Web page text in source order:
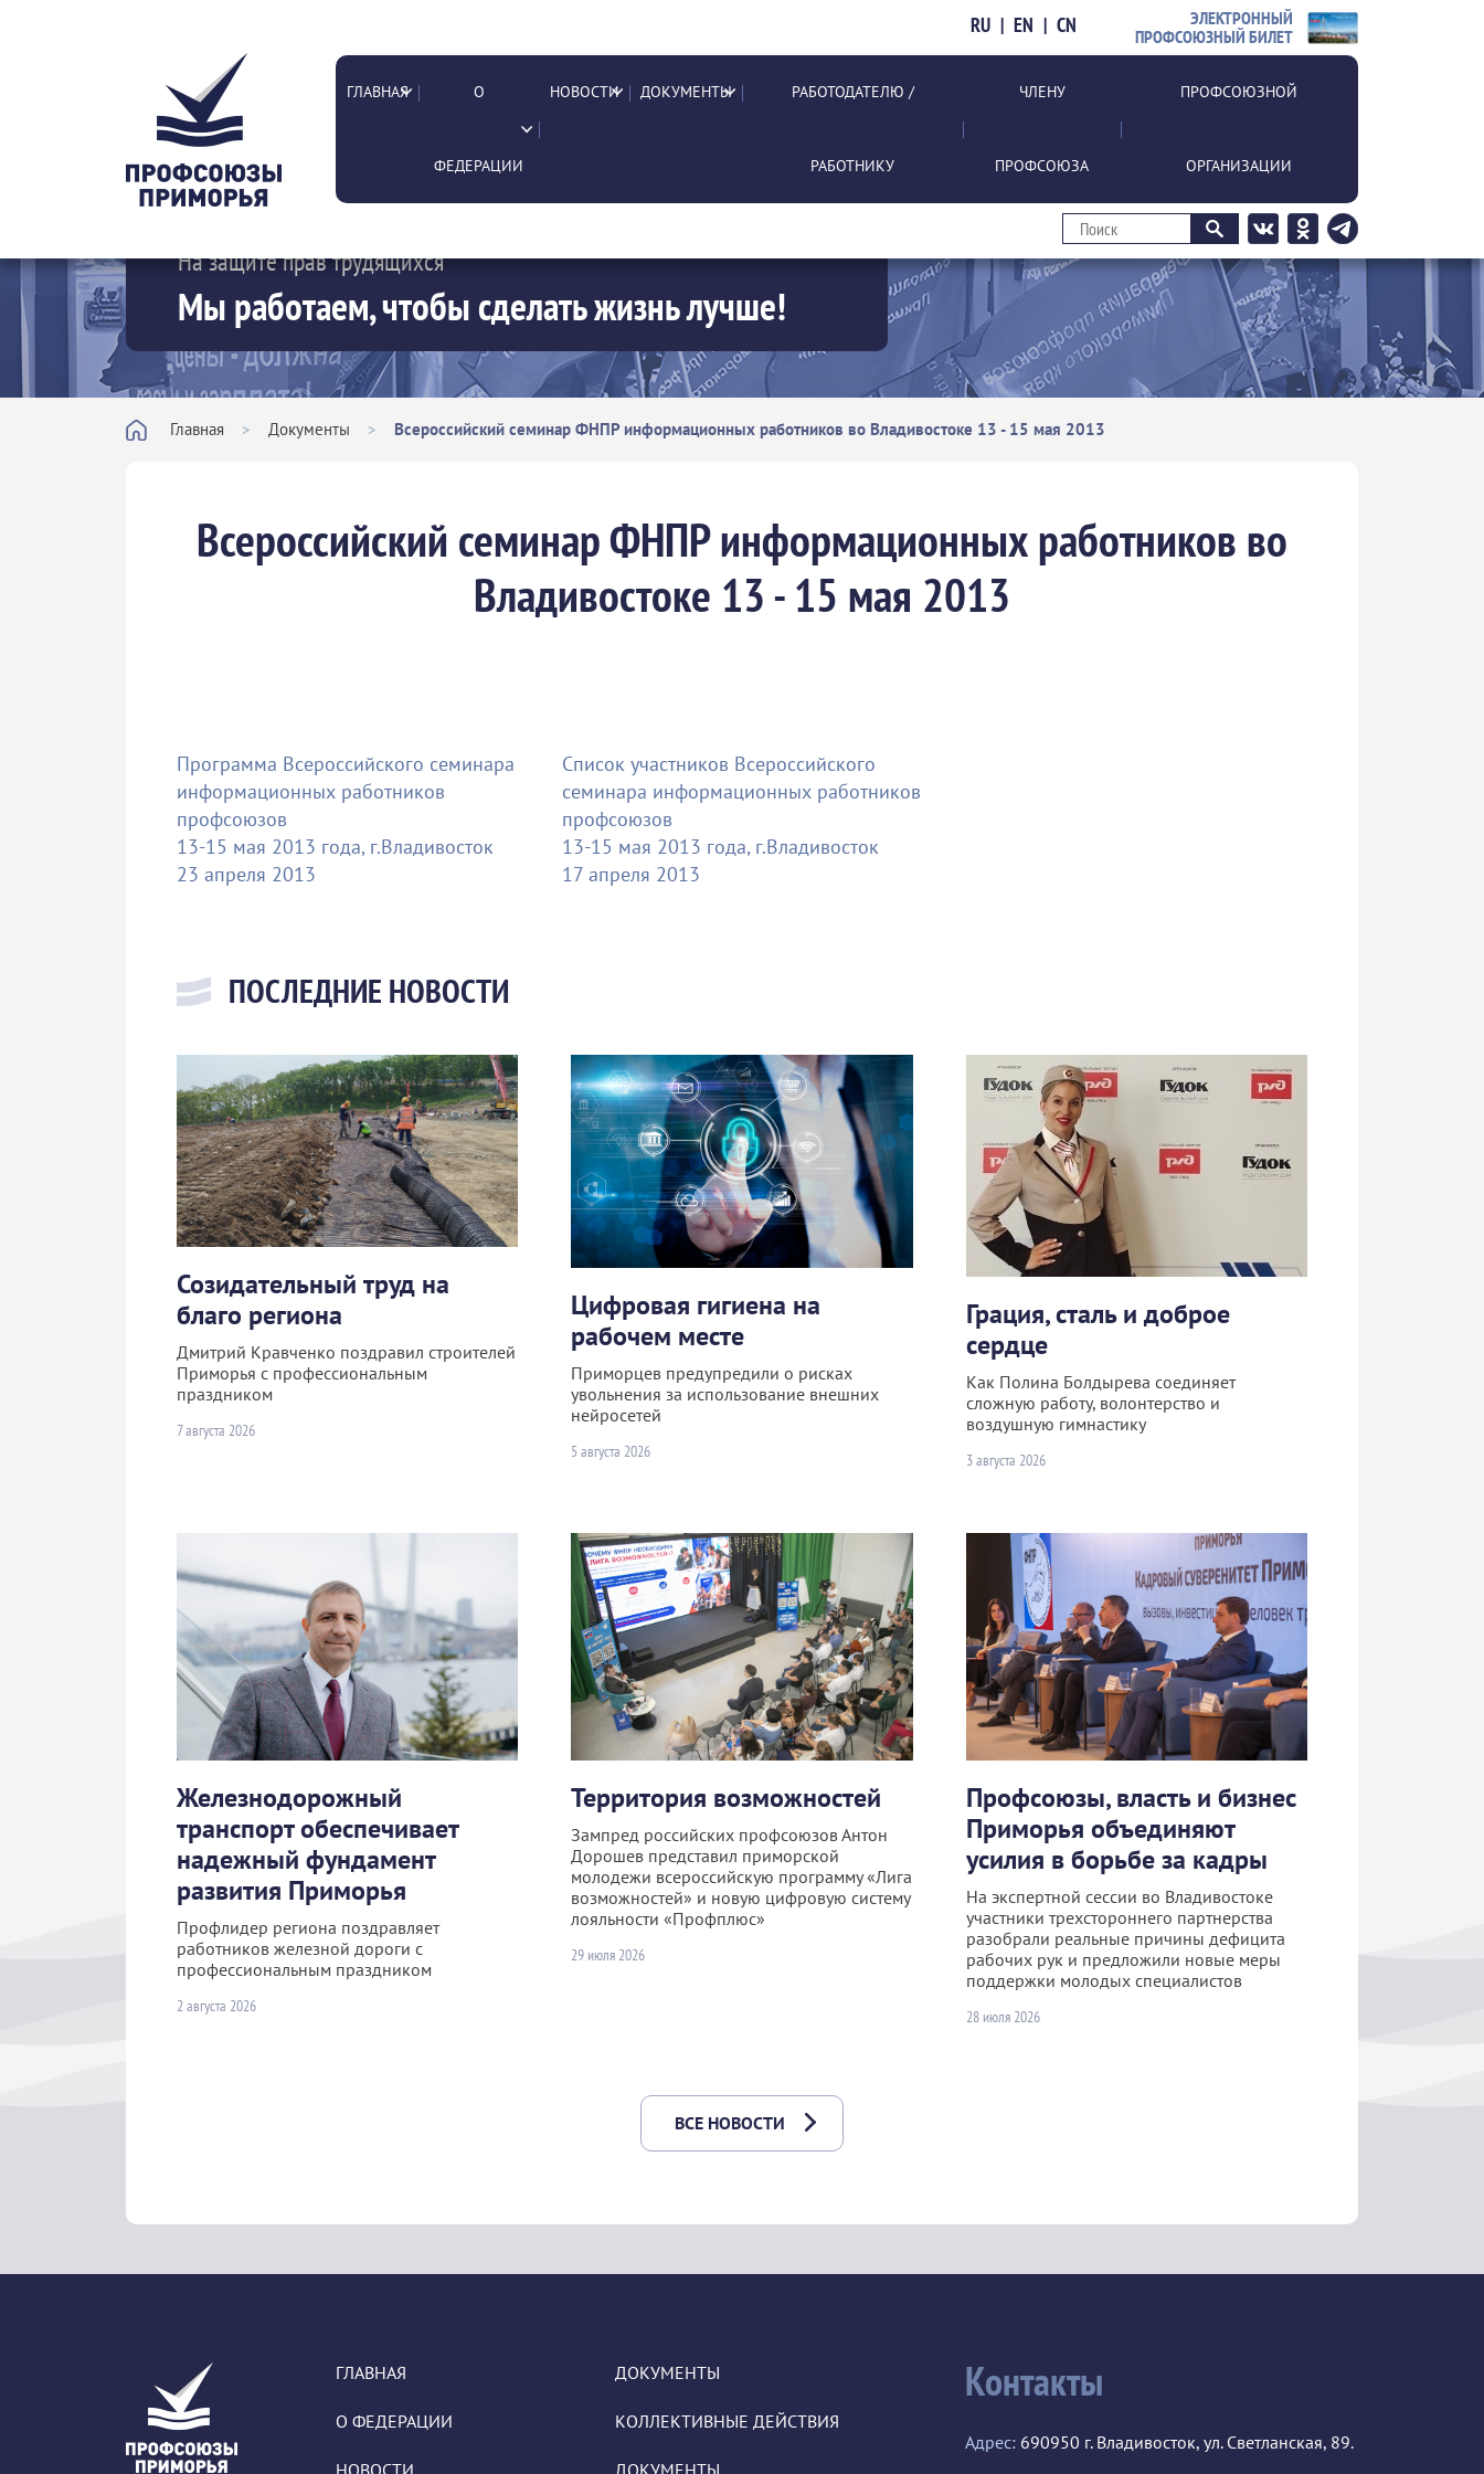
RU | EN | CN
ЭЛЕКТРОННЫЙ
ПРОФСОЮЗНЫЙ БИЛЕТ
ГЛАВНАЯ О
ФЕДЕРАЦИИ
НОВОСТИ ДОКУМЕНТЫ РАБОТОДАТЕЛЮ /
РАБОТНИКУ
ЧЛЕНУ
ПРОФСОЮЗА
ПРОФСОЮЗНОЙ
ОРГАНИЗАЦИИ
На защите прав трудящихся
Мы работаем, чтобы сделать жизнь лучше!
Главная > Документы > Всероссийский семинар ФНПР информационных работников во Владивостоке 13 - 15 мая 2013
Всероссийский семинар ФНПР информационных работников во
Владивостоке 13 - 15 мая 2013
Программа Всероссийского семинара
информационных работников
профсоюзов
13-15 мая 2013 года, г.Владивосток
23 апреля 2013
Список участников Всероссийского
семинара информационных работников
профсоюзов
13-15 мая 2013 года, г.Владивосток
17 апреля 2013
ПОСЛЕДНИЕ НОВОСТИ
Созидательный труд на
благо региона
Дмитрий Кравченко поздравил строителей
Приморья с профессиональным
праздником
7 августа 2026
Цифровая гигиена на
рабочем месте
Приморцев предупредили о рисках
увольнения за использование внешних
нейросетей
5 августа 2026
Грация, сталь и доброе
сердце
Как Полина Болдырева соединяет
сложную работу, волонтерство и
воздушную гимнастику
3 августа 2026
Железнодорожный
транспорт обеспечивает
надежный фундамент
развития Приморья
Профлидер региона поздравляет
работников железной дороги с
профессиональным праздником
2 августа 2026
Территория возможностей
Зампред российских профсоюзов Антон
Дорошев представил приморской
молодежи всероссийскую программу «Лига
возможностей» и новую цифровую систему
лояльности «Профплюс»
29 июля 2026
Профсоюзы, власть и бизнес
Приморья объединяют
усилия в борьбе за кадры
На экспертной сессии во Владивостоке
участники трехстороннего партнерства
разобрали реальные причины дефицита
рабочих рук и предложили новые меры
поддержки молодых специалистов
28 июля 2026
ВСЕ НОВОСТИ
ГЛАВНАЯ
О ФЕДЕРАЦИИ
НОВОСТИ
ДОКУМЕНТЫ
КОЛЛЕКТИВНЫЕ ДЕЙСТВИЯ
ДОКУМЕНТЫ
Контакты
Адрес: 690950 г. Владивосток, ул. Светланская, 89.